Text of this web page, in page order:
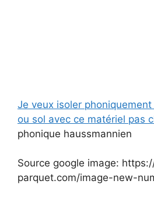
Je veux isoler
ou sol avec ce matériel pas
phonique haussmannien
Source google image:
parquet.com/image-new-